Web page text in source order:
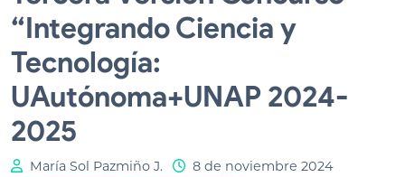
“Integrando Ciencia y
Tecnología:
UAutónoma+UNAP 2024-
2025
María Sol Pazmiño J.
8 de noviembre 2024